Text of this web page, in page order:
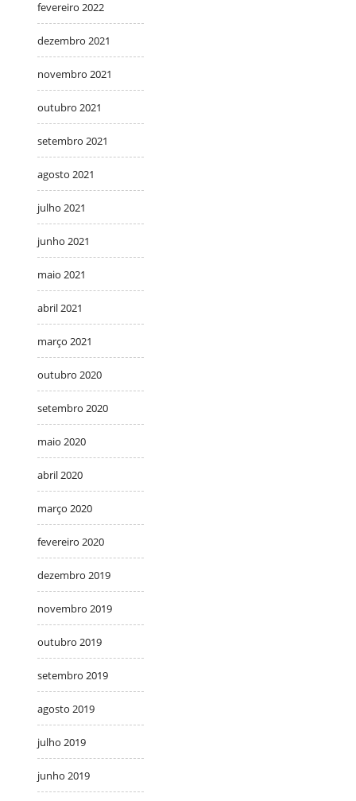
fevereiro 2022
dezembro 2021
novembro 2021
outubro 2021
setembro 2021
agosto 2021
julho 2021
junho 2021
maio 2021
abril 2021
março 2021
outubro 2020
setembro 2020
maio 2020
abril 2020
março 2020
fevereiro 2020
dezembro 2019
novembro 2019
outubro 2019
setembro 2019
agosto 2019
julho 2019
junho 2019